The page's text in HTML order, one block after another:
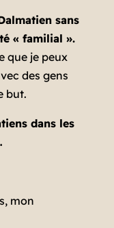
sans
« familial ».
que je peux
des gens
but.
dans les
mon